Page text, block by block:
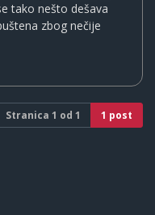
tako nešto dešava
zbog nečije
Stranica 1 od 1 1 post